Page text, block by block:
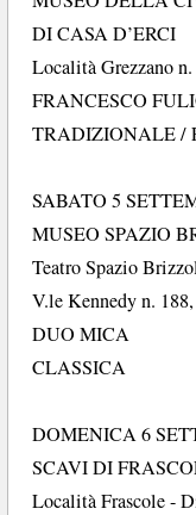
DI CASA D’ERCI
Località Grezzano
FRANCESCO
TRADIZIONALE /
SABATO 5
MUSEO SPAZIO
Teatro Spazio
V.le Kennedy n.
DUO MICA
CLASSICA
DOMENICA 6
SCAVI DI
Località Frascole -